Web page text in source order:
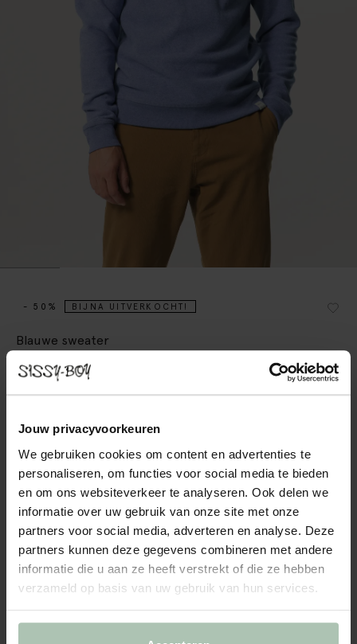
Jouw privacyvoorkeuren
We gebruiken cookies om content en advertenties te
personaliseren, om functies voor social media te bieden
en om ons websiteverkeer te analyseren. Ook delen we
informatie over uw gebruik van onze site met onze
partners voor social media, adverteren en analyse. Deze
partners kunnen deze gegevens combineren met andere
informatie die u aan ze heeft verstrekt of die ze hebben
verzameld op basis van uw gebruik van hun services.
- 50% BIJNA UITVERKOCHT!
Blauwe sweater
74.9937.50
Kies jouw maat
IN WINKELMAND